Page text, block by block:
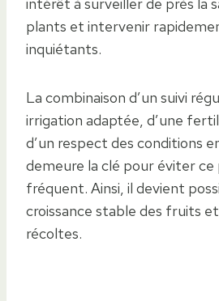
intérêt à surveiller de près la
plants et intervenir
inquiétants.
La combinaison d’un suivi
irrigation adaptée, d’une
d’un respect des conditions
demeure la clé pour éviter
fréquent. Ainsi, il devient
croissance stable des fruits
récoltes.